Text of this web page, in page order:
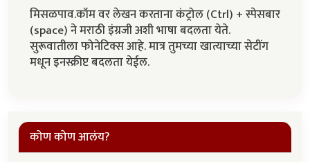
मिसळपाव.कॉम वर लेखन करताना कंट्रोल (Ctrl) + स्पेसबार
(space) ने मराठी इंग्रजी अशी भाषा बदलता येते.
सुरूवातीला फोनेटिक्स आहे. मात्र तुमच्या खात्याच्या सेटींग
मधून इनस्क्रीप्ट बदलता येईल.
कोण कोण आलंय?